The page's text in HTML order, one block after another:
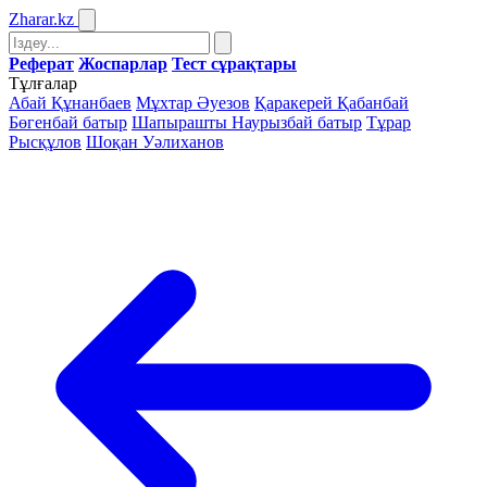
Zharar.kz
Реферат Жоспарлар Тест сұрақтары
Тұлғалар
Абай Құнанбаев Мұхтар Әуезов Қаракерей Қабанбай
Бөгенбай батыр Шапырашты Наурызбай батыр Тұрар
Рысқұлов Шоқан Уәлиханов